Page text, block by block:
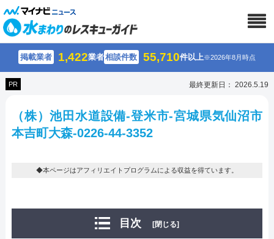
掲載業者 1,422業者相談件数 55,710件以上※2026年8月時点
PR 最終更新日： 2026.5.19
（株）池田水道設備-登米市-宮城県気仙沼市
本吉町大森-0226-44-3352
◆本ページはアフィリエイトプログラムによる収益を得ています。
目次 [閉じる]